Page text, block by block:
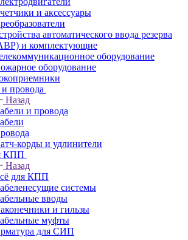
и аксессуары
автоматического ввода резерва
и комплектующие
оборудование
оборудование
провода
Назад
и провода
корды и удлинители
КПП
Назад
для КПП
системы
вводы
и гильзы
муфты
для СИП